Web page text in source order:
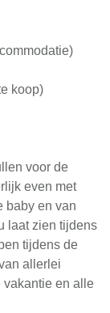
koop)
voor de
even met
baby en van
laat zien tijdens
tijdens de
allerlei
vakantie en alle